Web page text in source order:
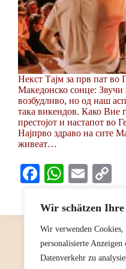
Wir schätzen
Wir verwenden
personalisierte Anzeigen
Datenverkehr zu
Некст Тајм за прв пат во
Македонско сонце: Звучи
возбудливо, но од наш
така викендов. Како Вие
престојот и настапот во
Најпрво здраво на сите
живеат…
Fa
bo
ok
W
ts
A
pp
E
ail y